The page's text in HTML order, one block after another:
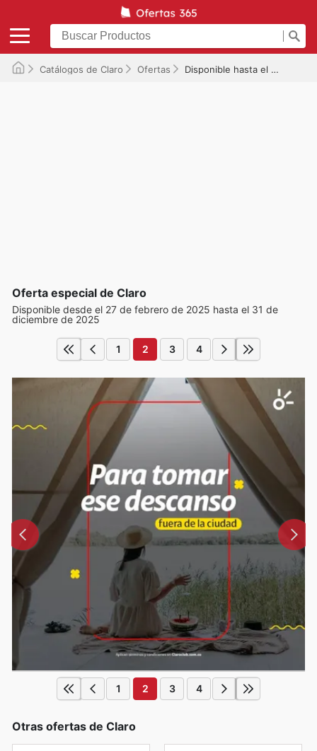
Catálogos de Claro Ofertas Disponible hasta el 31/12/2025
Oferta especial de Claro
Disponible desde el 27 de febrero de 2025 hasta el 31 de
diciembre de 2025
1 2 3 4
1 2 3 4
Otras ofertas de Claro